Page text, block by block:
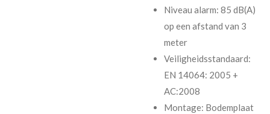
Niveau alarm: 85 dB(A)
op een afstand van 3
meter
Veiligheidsstandaard:
EN 14064: 2005 +
AC:2008
Montage: Bodemplaat